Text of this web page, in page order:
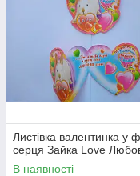
Листівка валентинка у
серця Зайка Love
В наявності